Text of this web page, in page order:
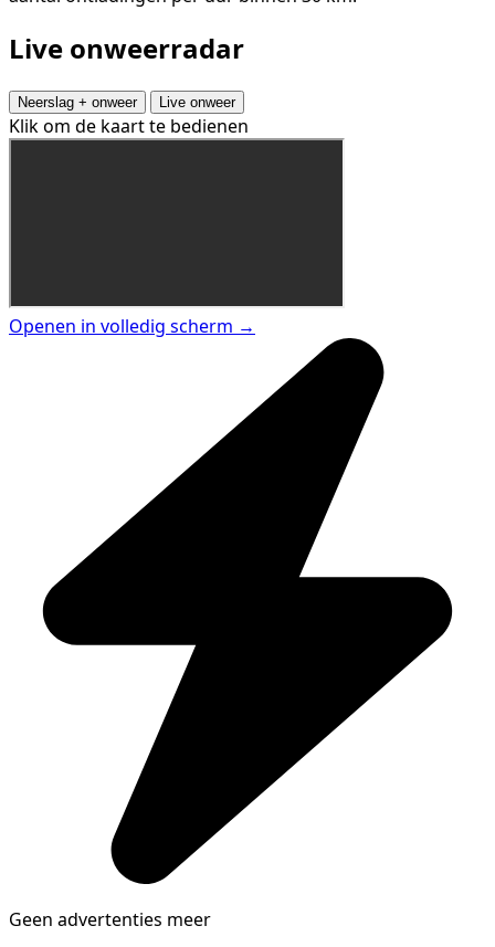
Live onweerradar
Neerslag + onweer Live onweer
Klik om de kaart te bedienen
Openen in volledig scherm →
Geen advertenties meer